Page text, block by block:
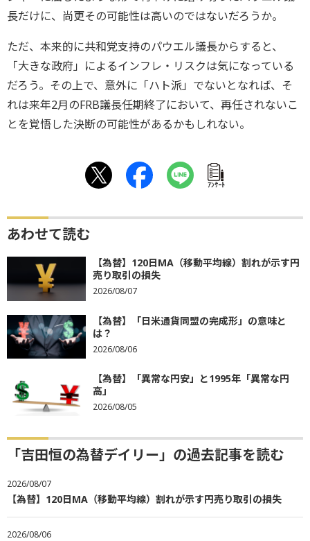
長だけに、尚更その可能性は高いのではないだろうか。
ただ、本来的に共和党支持のパウエル議長からすると、
「大きな政府」によるインフレ・リスクは気になっている
だろう。その上で、意外に「ハト派」でないとなれば、そ
れは来年2月のFRB議長任期終了において、再任されないこ
とを覚悟した決断の可能性があるかもしれない。
ｱﾝｹｰﾄ
あわせて読む
【為替】120日MA（移動平均線）割れが示す円
売り取引の損失
2026/08/07
【為替】「日米通貨同盟の完成形」の意味と
は？
2026/08/06
【為替】「異常な円安」と1995年「異常な円
高」
2026/08/05
「吉田恒の為替デイリー」の過去記事を読む
2026/08/07
【為替】120日MA（移動平均線）割れが示す円売り取引の損失
2026/08/06